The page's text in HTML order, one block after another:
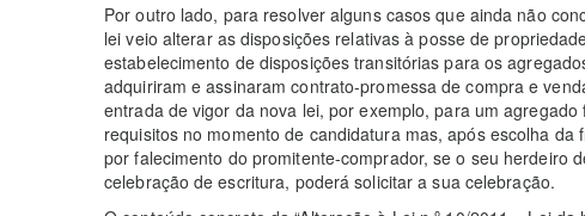
Por outro lado, para resolver alguns casos que ainda não
lei veio alterar as disposições relativas à posse de
estabelecimento de disposições transitórias para os
adquiriram e assinaram contrato-promessa de compra e
entrada de vigor da nova lei, por exemplo, para um
requisitos no momento de candidatura mas, após escolha
por falecimento do promitente-comprador, se o seu herdeiro
celebração de escritura, poderá solicitar a sua celebração.